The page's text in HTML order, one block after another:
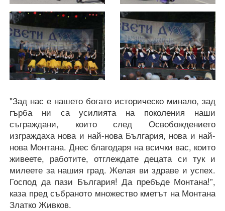
"Зад нас е нашето богато историческо минало, зад
гърба ни са усилията на поколения наши
съграждани, които след Освобождението
изграждаха нова и най-нова България, нова и най-
нова Монтана. Днес благодаря на всички вас, които
живеете, работите, отглеждате децата си тук и
милеете за нашия град. Желая ви здраве и успех.
Господ да пази България! Да пребъде Монтана!”,
каза пред събраното множество кметът на Монтана
Златко Живков.